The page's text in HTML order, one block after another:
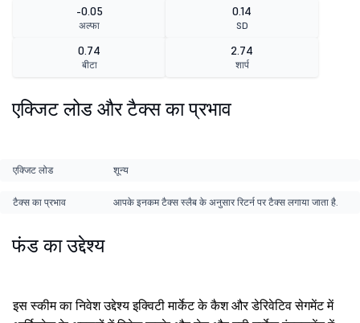
-0.05
अल्फा
0.14
SD
0.74
बीटा
2.74
शार्प
एक्जिट लोड और टैक्स का प्रभाव
एक्जिट लोड शून्य
टैक्स का प्रभाव आपके इनकम टैक्स स्लैब के अनुसार रिटर्न पर टैक्स लगाया जाता है.
फंड का उद्देश्य
इस स्कीम का निवेश उद्देश्य इक्विटी मार्केट के कैश और डेरिवेटिव सेगमेंट में